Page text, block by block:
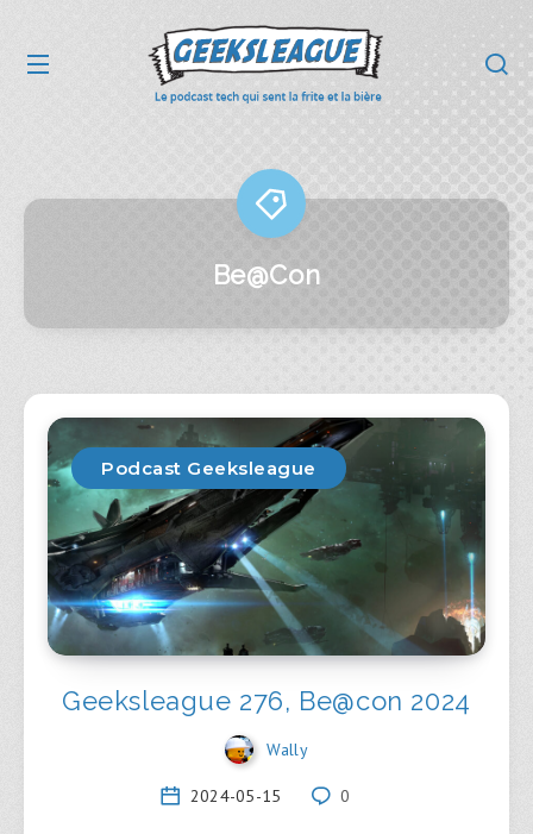
Be@Con
Podcast Geeksleague
Geeksleague 276, Be@con 2024
Wally
2024-05-15 0